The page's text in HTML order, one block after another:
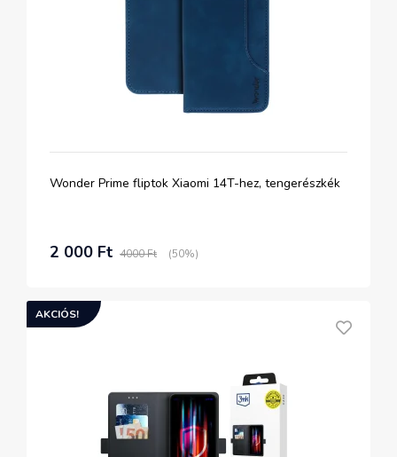
Wonder Prime fliptok Xiaomi 14T-hez, tengerészkék
2 000 Ft 4000 Ft (50%)
AKCIÓS!